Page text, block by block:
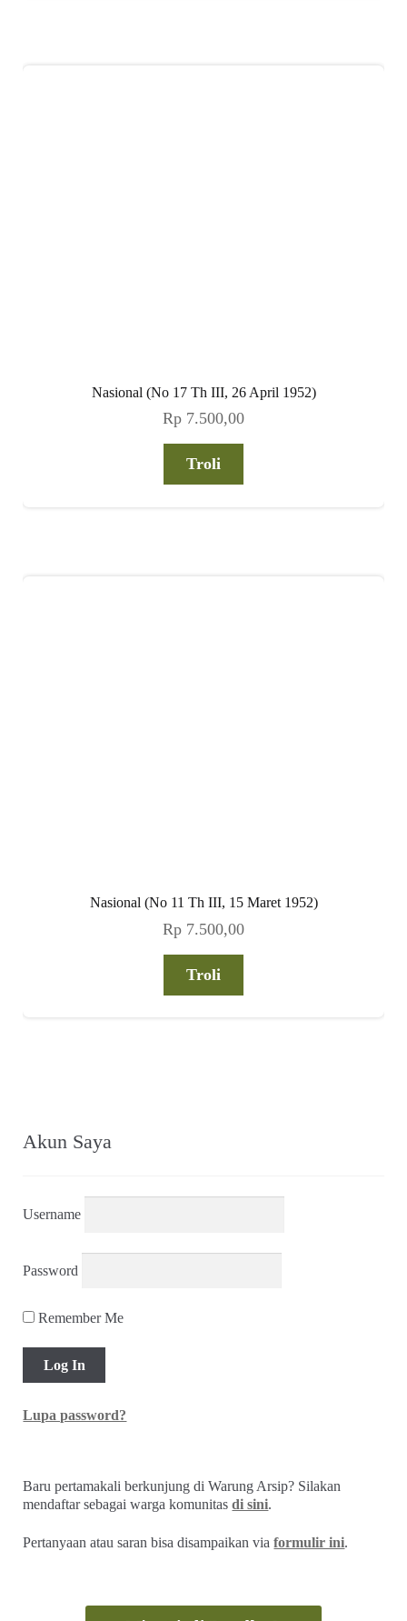
Nasional (No 17 Th III, 26 April 1952)
Rp 7.500,00
Troli
Nasional (No 11 Th III, 15 Maret 1952)
Rp 7.500,00
Troli
Akun Saya
Username
Password
Remember Me
Lupa password?
Baru pertamakali berkunjung di Warung Arsip? Silakan
mendaftar sebagai warga komunitasdi sini.
Pertanyaan atau saran bisa disampaikan viaformulir ini.